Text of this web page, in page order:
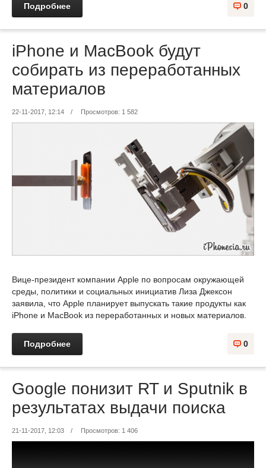
Подробнее 0
iPhone и MacBook будут
собирать из переработанных
материалов
22-11-2017, 12:14 / Просмотров: 1 582
Вице-президент компании Apple по вопросам окружающей
среды, политики и социальных инициатив Лиза Джексон
заявила, что Apple планирует выпускать такие продукты как
iPhone и MacBook из переработанных и новых материалов.
Подробнее 0
Google понизит RT и Sputnik в
результатах выдачи поиска
21-11-2017, 12:03 / Просмотров: 1 406